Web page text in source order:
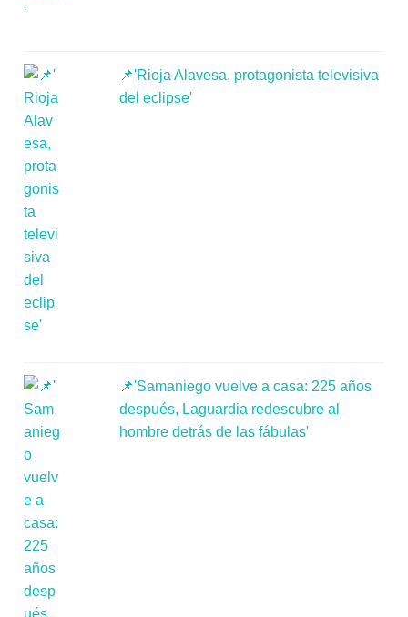
📌'Rioja Alavesa, protagonista televisiva
del eclipse'
📌'Samaniego vuelve a casa: 225 años
después, Laguardia redescubre al
hombre detrás de las fábulas'